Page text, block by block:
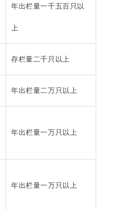
年出栏量一千五百只以
上
存栏量二千只以上
年出栏量二万只以上
年出栏量一万只以上
年出栏量一万只以上